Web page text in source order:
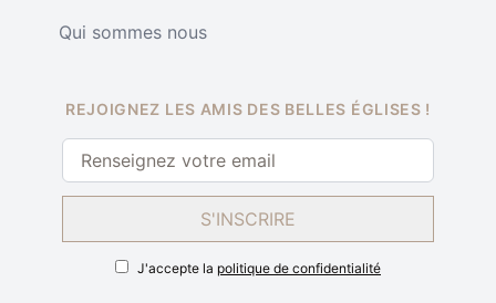
Qui sommes nous
REJOIGNEZ LES AMIS DES BELLES ÉGLISES !
S'INSCRIRE
J'accepte la politique de confidentialité